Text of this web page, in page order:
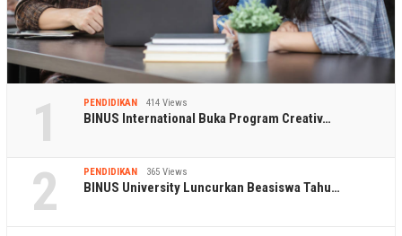
1 PENDIDIKAN 414 Views
BINUS International Buka Program Creativ…
2 PENDIDIKAN 365 Views
BINUS University Luncurkan Beasiswa Tahu…